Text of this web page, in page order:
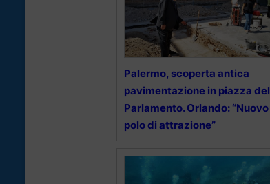
Palermo, scoperta antica
pavimentazione in piazza del
Parlamento. Orlando: “Nuovo
polo di attrazione”